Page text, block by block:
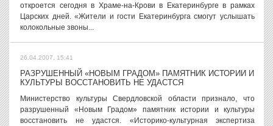
откроется сегодня в Храме-на-Крови в Екатеринбурге в рамках
Царских дней. «Жители и гости Екатеринбурга смогут услышать
колокольные звоны...
26.04.2007, 15:41
РАЗРУШЕННЫЙ «НОВЫМ ГРАДОМ» ПАМЯТНИК ИСТОРИИ И
КУЛЬТУРЫ ВОССТАНОВИТЬ НЕ УДАСТСЯ
Министерство культуры Свердловской области признало, что
разрушенный «Новым Градом» памятник истории и культуры
восстановить не удастся. «Историко-культурная экспертиза